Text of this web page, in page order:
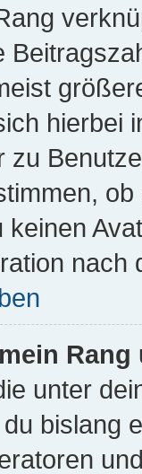
hierbei
zu
keinen
nach
unter
bislang